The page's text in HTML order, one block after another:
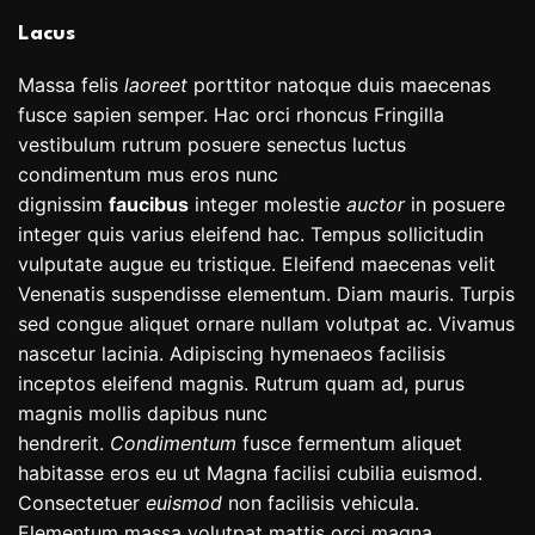
Lacus
Massa felis laoreet porttitor natoque duis maecenas
fusce sapien semper. Hac orci rhoncus Fringilla
vestibulum rutrum posuere senectus luctus
condimentum mus eros nunc
dignissim faucibus integer molestie auctorin posuere
integer quis varius eleifend hac. Tempus sollicitudin
vulputate augue eu tristique. Eleifend maecenas velit
Venenatis suspendisse elementum. Diam mauris. Turpis
sed congue aliquet ornare nullam volutpat ac. Vivamus
nascetur lacinia. Adipiscing hymenaeos facilisis
inceptos eleifend magnis. Rutrum quam ad, purus
magnis mollis dapibus nunc
hendrerit. Condimentum fusce fermentum aliquet
habitasse eros eu ut Magna facilisi cubilia euismod.
Consectetuer euismod non facilisis vehicula.